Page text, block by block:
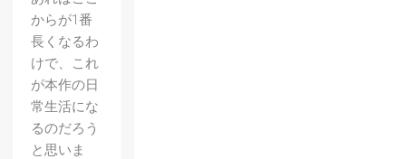
からが1番
長くなるわ
けで、これ
が本作の日
常生活にな
るのだろう
と思いま